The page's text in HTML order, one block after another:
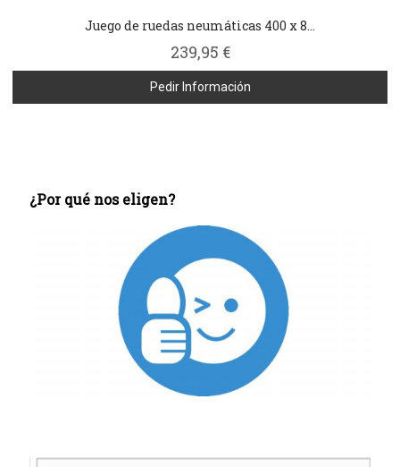
¿Por qué nos eligen?
Juego de ruedas neumáticas 400 x 8...
239,95 €
Pedir Información